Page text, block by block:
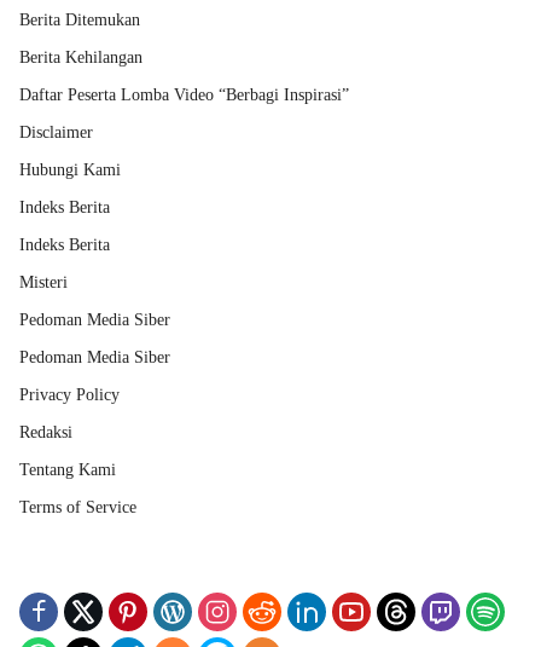
Berita Ditemukan
Berita Kehilangan
Daftar Peserta Lomba Video “Berbagi Inspirasi”
Disclaimer
Hubungi Kami
Indeks Berita
Indeks Berita
Misteri
Pedoman Media Siber
Pedoman Media Siber
Privacy Policy
Redaksi
Tentang Kami
Terms of Service